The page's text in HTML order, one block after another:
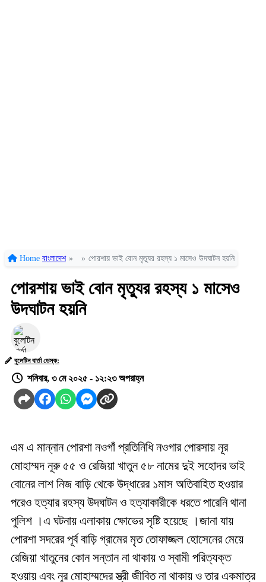
Home বাংলাদেশ » » পোরশায় ভাই বোন মৃত্যুর রহস্য ১ মাসেও উদঘাটন হয়নি
পোরশায় ভাই বোন মৃত্যুর রহস্য ১ মাসেও
উদঘাটন হয়নি
বুলেটিন বার্তা ডেস্ক:
শনিবার, ৩ মে ২০২৫ - ১২:২৩ অপরাহ্ন
এম এ মান্নান পোরশা নওগাঁ প্রতিনিধি নওগার পোরসায় নূর
মোহাম্মদ নূরু ৫৫ ও রেজিয়া খাতুন ৫৮ নামের দুই সহোদর ভাই
বোনের লাশ নিজ বাড়ি থেকে উদ্ধারের ১মাস অতিবাহিত হওয়ার
পরেও হত্যার রহস্য উদঘাটন ও হত্যাকারীকে ধরতে পারেনি থানা
পুলিশ ।এ ঘটনায় এলাকায় ক্ষোভের সৃষ্টি হয়েছে ।জানা যায়
পোরশা সদরের পূর্ব বাড়ি গ্রামের মৃত তোফাজ্জল হোসেনের মেয়ে
রেজিয়া খাতুনের কোন সন্তান না থাকায় ও স্বামী পরিত্যক্ত
হওয়ায় এবং নূর মোহাম্মদের স্ত্রী জীবিত না থাকায় ও তার একমাত্র